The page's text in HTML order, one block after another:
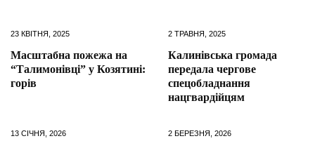
23 КВІТНЯ, 2025
Масштабна пожежа на
“Талимонівці” у Козятині:
горів
2 ТРАВНЯ, 2025
Калинівська громада
передала чергове
спецобладнання
нацгвардійцям
13 СІЧНЯ, 2026 2 БЕРЕЗНЯ, 2026